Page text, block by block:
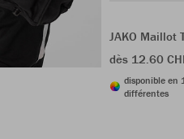
JAKO Maillot
dès 12.60
disponible en
différentes